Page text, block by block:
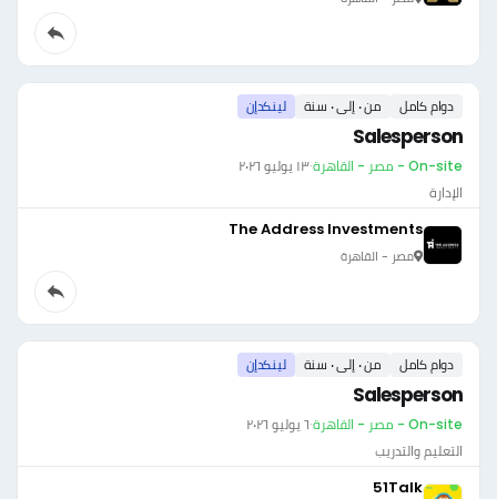
دوام كامل من ٠ إلى ٠ سنة لينكدإن
Salesperson
On-site - مصر - القاهرة ·١٣ يوليو ٢٠٢٦
الإدارة
The Address Investments
مصر - القاهرة
دوام كامل من ٠ إلى ٠ سنة لينكدإن
Salesperson
On-site - مصر - القاهرة ·٦ يوليو ٢٠٢٦
التعليم والتدريب
51Talk